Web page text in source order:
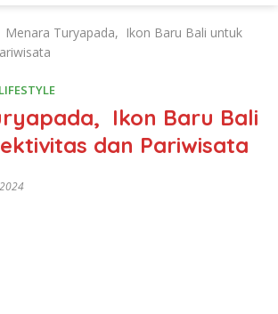
Menara Turyapada, Ikon Baru Bali untuk
LIFESTYLE
Ikon Baru Bali
dan Pariwisata